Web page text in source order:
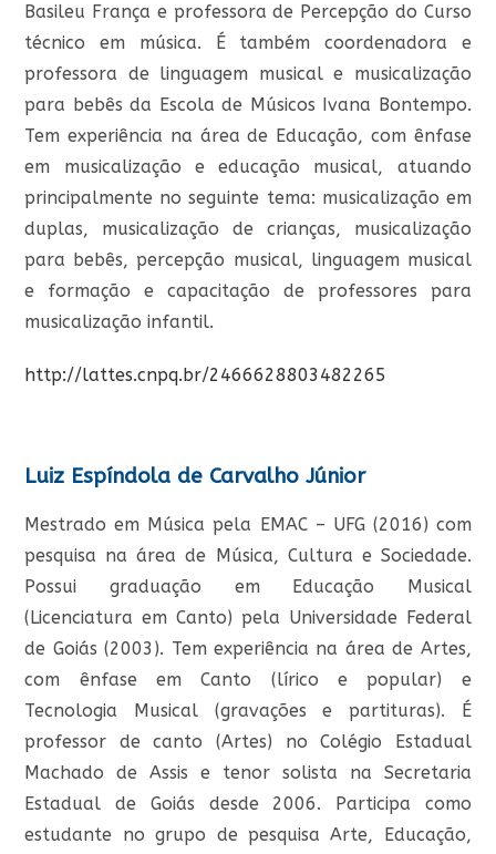
Basileu França e professora de Percepção do Curso
técnico em música. É também coordenadora e
professora de linguagem musical e musicalização
para bebês da Escola de Músicos Ivana Bontempo.
Tem experiência na área de Educação, com ênfase
em musicalização e educação musical, atuando
principalmente no seguinte tema: musicalização em
duplas, musicalização de crianças, musicalização
para bebês, percepção musical, linguagem musical
e formação e capacitação de professores para
musicalização infantil.
http://lattes.cnpq.br/2466628803482265
Luiz Espíndola de Carvalho Júnior
Mestrado em Música pela EMAC – UFG (2016) com
pesquisa na área de Música, Cultura e Sociedade.
Possui graduação em Educação Musical
(Licenciatura em Canto) pela Universidade Federal
de Goiás (2003). Tem experiência na área de Artes,
com ênfase em Canto (lírico e popular) e
Tecnologia Musical (gravações e partituras). É
professor de canto (Artes) no Colégio Estadual
Machado de Assis e tenor solista na Secretaria
Estadual de Goiás desde 2006. Participa como
estudante no grupo de pesquisa Arte, Educação,